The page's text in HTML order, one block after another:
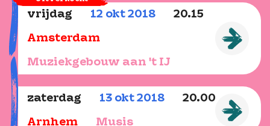
vrijdag 12 okt 2018 20.15
Amsterdam
Muziekgebouw aan 't IJ
zaterdag 13 okt 2018 20.00
Arnhem Musis